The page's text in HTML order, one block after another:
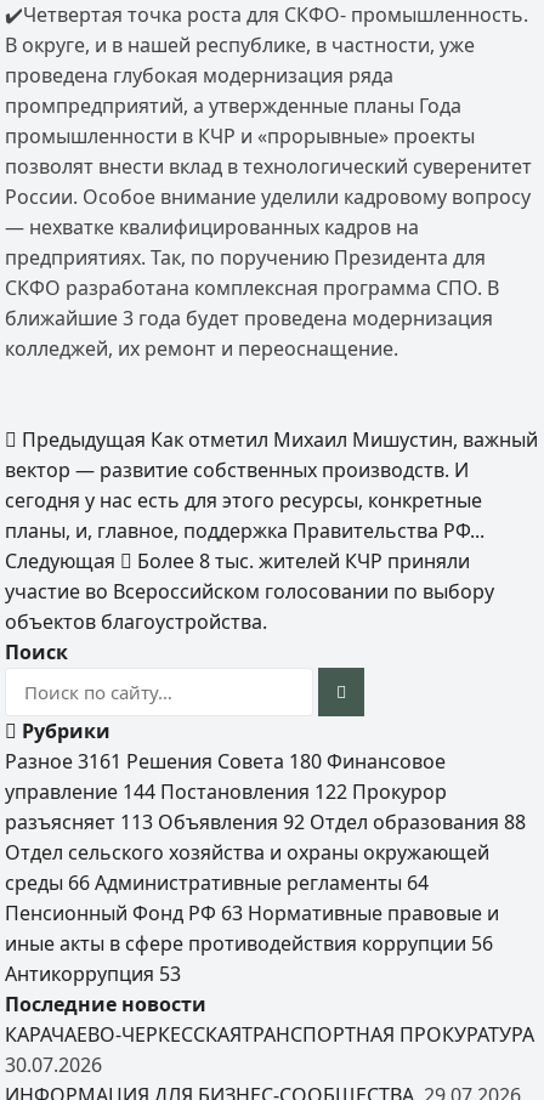
✔️Четвертая точка роста для СКФО- промышленность.
В округе, и в нашей республике, в частности, уже
проведена глубокая модернизация ряда
промпредприятий, а утвержденные планы Года
промышленности в КЧР и «прорывные» проекты
позволят внести вклад в технологический суверенитет
России. Особое внимание уделили кадровому вопросу
— нехватке квалифицированных кадров на
предприятиях. Так, по поручению Президента для
СКФО разработана комплексная программа СПО. В
ближайшие 3 года будет проведена модернизация
колледжей, их ремонт и переоснащение.
Предыдущая Как отметил Михаил Мишустин, важный
вектор — развитие собственных производств. И
сегодня у нас есть для этого ресурсы, конкретные
планы, и, главное, поддержка Правительства РФ...
Следующая
Более 8 тыс. жителей КЧР приняли
участие во Всероссийском голосовании по выбору
объектов благоустройства.
Поиск
Рубрики
Разное3161 Решения Совета 180 Финансовое
управление 144 Постановления 122 Прокурор
разъясняет 113 Объявления92 Отдел образования88
Отдел сельского хозяйства и охраны окружающей
среды 66 Административные регламенты 64
Пенсионный Фонд РФ 63 Нормативные правовые и
иные акты в сфере противодействия коррупции 56
Антикоррупция 53
Последние новости
КАРАЧАЕВО-ЧЕРКЕССКАЯТРАНСПОРТНАЯ ПРОКУРАТУРА
30.07.2026